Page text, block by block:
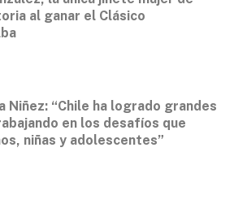
al ganar el Clásico
Niñez: “Chile ha logrado grandes
en los desafíos que
niñas y adolescentes”